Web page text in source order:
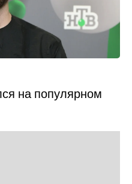
на популярном